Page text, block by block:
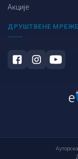
Акције
ДРУШТВЕНЕ МРЕЖЕ